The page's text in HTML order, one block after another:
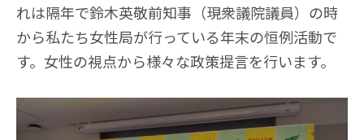
れは隔年で鈴木英敬前知事（現衆議院議員）の時
から私たち女性局が行っている年末の恒例活動で
す。女性の視点から様々な政策提言を行います。